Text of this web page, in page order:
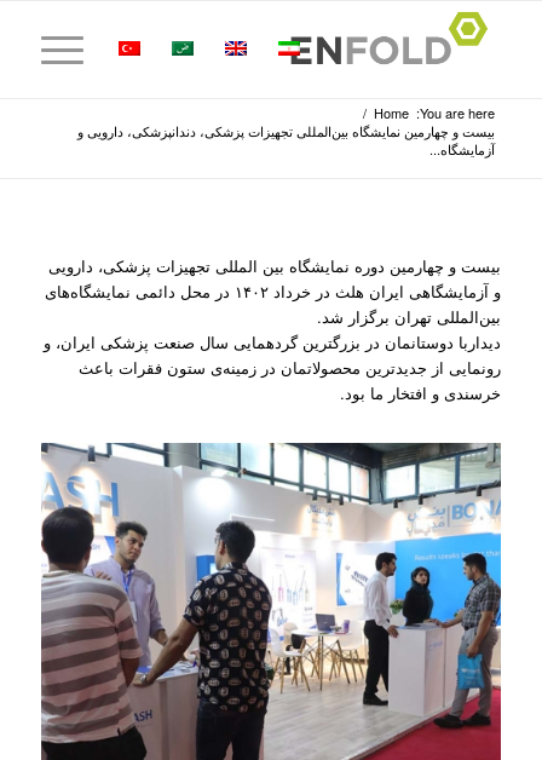
You are here:
Home
/
بیست و چهارمین نمایشگاه بین‌المللی تجهیزات پزشکی، دندانپزشکی، دارویی و
آزمایشگاه...
بیست و چهارمین دوره نمایشگاه بین المللی تجهیزات پزشکی، دارویی
و آزمایشگاهی ایران هلث در خرداد ۱۴۰۲ در محل دائمی نمایشگاه‌های
بین‌المللی تهران برگزار شد.
دیداربا دوستانمان در بزرگترین گردهمایی سال صنعت پزشکی ایران، و
رونمایی از جدیدترین محصولاتمان در زمینه‌ی ستون فقرات باعث
خرسندی و افتخار ما بود.